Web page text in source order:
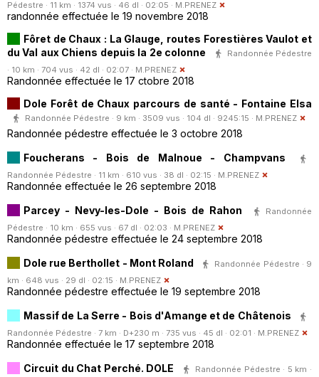
Pédestre · 11 km · 1374 vus · 46 dl · 02:05 · M.PRENEZ
randonnée effectuée le 19 novembre 2018
Fôret de Chaux : La Glauge, routes Forestières Vaulot et
du Val aux Chiens depuis la 2e colonne
Randonnée Pédestre
· 10 km · 704 vus · 42 dl · 02:07 · M.PRENEZ
Randonnée effectuée le 17 ctobre 2018
Dole Forêt de Chaux parcours de santé - Fontaine Elsa
Randonnée Pédestre · 9 km · 3509 vus · 104 dl · 9245:15 · M.PRENEZ
Randonnée pédestre effectuée le 3 octobre 2018
Foucherans - Bois de Malnoue - Champvans
Randonnée Pédestre · 11 km · 610 vus · 38 dl · 02:15 · M.PRENEZ
Randonnée effectuée le 26 septembre 2018
Parcey - Nevy-les-Dole - Bois de Rahon
Randonnée
Pédestre · 10 km · 655 vus · 67 dl · 02:03 · M.PRENEZ
Randonnée pédestre effectuée le 24 septembre 2018
Dole rue Berthollet - Mont Roland
Randonnée Pédestre · 9
km · 648 vus · 29 dl · 02:15 · M.PRENEZ
Randonnée pédestre effectuée le 19 septembre 2018
Massif de La Serre - Bois d'Amange et de Châtenois
Randonnée Pédestre · 7 km · D+230 m · 735 vus · 45 dl · 02:01 · M.PRENEZ
Randonnée effectuée le 17 septembre 2018
Circuit du Chat Perché. DOLE
Randonnée Pédestre · 5 km ·